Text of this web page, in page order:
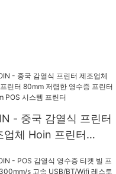
- 중국 감열식 프린터
업체 Hoin 프린터
POS 시스템 프린